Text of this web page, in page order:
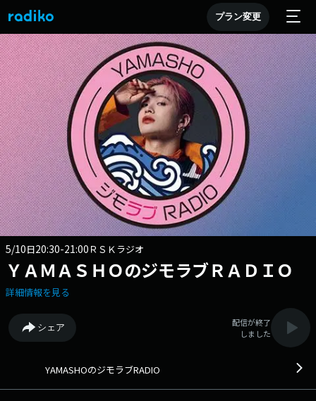
プラン変更
5/10日20:30-21:00 ＲＳＫラジオ
ＹＡＭＡＳＨＯのジモラブＲＡＤＩＯ
詳細情報を見る
シェア
配信が終了
しました
YAMASHOのジモラブRADIO